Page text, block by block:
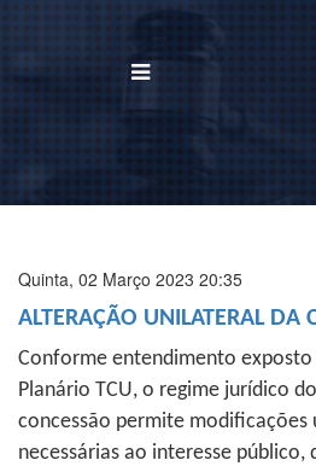
Quinta, 02 Março 2023 20:35
ALTERAÇÃO UNILATERAL DA
Conforme entendimento
Planário TCU, o regime jurídico
concessão permite modificações
necessárias ao interesse público,
BUSCAR
Institucional
Área de
Treinamentos
Notícias